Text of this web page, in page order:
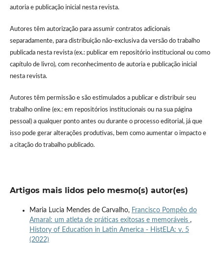
autoria e publicação inicial nesta revista.
Autores têm autorização para assumir contratos adicionais
separadamente, para distribuição não-exclusiva da versão do trabalho
publicada nesta revista (ex.: publicar em repositório institucional ou como
capítulo de livro), com reconhecimento de autoria e publicação inicial
nesta revista.
Autores têm permissão e são estimulados a publicar e distribuir seu
trabalho online (ex.: em repositórios institucionais ou na sua página
pessoal) a qualquer ponto antes ou durante o processo editorial, já que
isso pode gerar alterações produtivas, bem como aumentar o impacto e
a citação do trabalho publicado.
Artigos mais lidos pelo mesmo(s) autor(es)
Maria Lucia Mendes de Carvalho, Francisco Pompêo do
Amaral: um atleta de práticas exitosas e memoráveis ,
History of Education in Latin America - HistELA: v. 5
(2022)